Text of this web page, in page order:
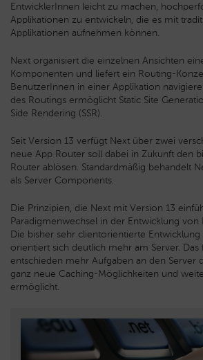
EntwicklerInnen leicht zu machen,
Applikationen zu entwickeln, die es mit
Applikationen aufnehmen können.
Next organisiert die einzelnen Ansichten
Komponenten und liefert ein Routing-
BenutzerInnen in einer Applikation
des Routings ermöglicht Static Site
Side Rendering (SSR).
Seit Version 13 verfügt Next über zwei
neue App Router soll dabei in Zukunft den
Router ablösen. Standardmäßig behandelt
als Server Components.
Die Prinzipien, die Next mit Version 13
Paradigmenwechsel in der Entwicklung von
Die bisher sehr clientorientierte
orientiert sich deutlich mehr am Server. Das
entschieden mehr Aufgaben an den Server
ganz neue Caching-Möglichkeiten und
ermöglicht.